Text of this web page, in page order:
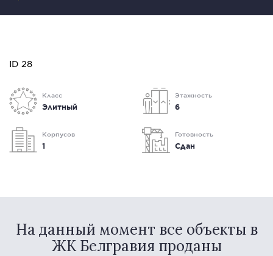
ID 28
Класс
Элитный
Этажность
6
Корпусов
1
Готовность
Сдан
На данный момент все объекты в
ЖК Белгравия проданы